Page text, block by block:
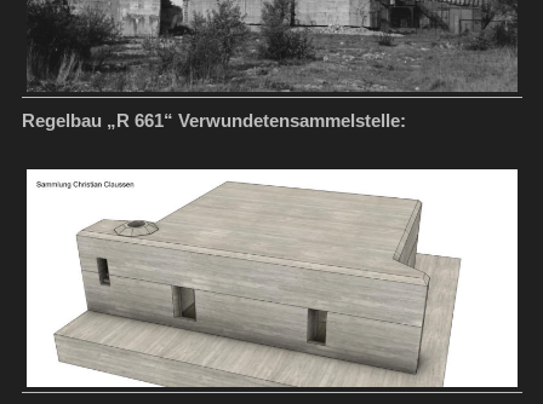
Regelbau „R 661“ Verwundetensammelstelle: